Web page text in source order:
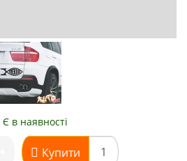
Є в наявності
Купити